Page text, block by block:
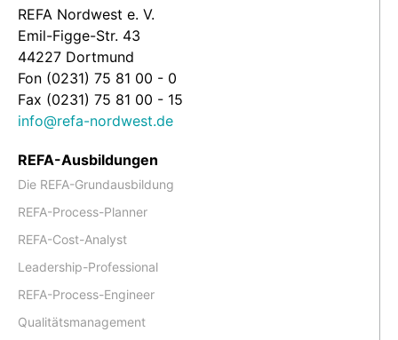
REFA Nordwest e. V.
Emil-Figge-Str. 43
44227 Dortmund
Fon (0231) 75 81 00 - 0
Fax (0231) 75 81 00 - 15
info@refa-nordwest.de
REFA-Ausbildungen
Die REFA-Grundausbildung
REFA-Process-Planner
REFA-Cost-Analyst
Leadership-Professional
REFA-Process-Engineer
Qualitätsmanagement